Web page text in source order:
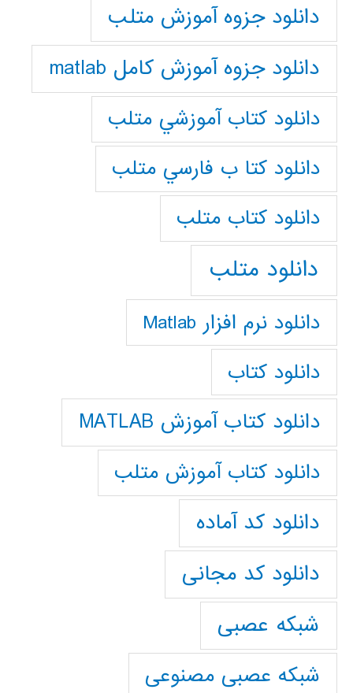
دانلود جزوه آموزش متلب
دانلود جزوه آموزش کامل matlab
دانلود كتاب آموزشي متلب
دانلود كتا ب فارسي متلب
دانلود كتاب متلب
دانلود متلب
دانلود نرم افزار Matlab
دانلود کتاب
دانلود کتاب آموزش MATLAB
دانلود کتاب آموزش متلب
دانلود کد آماده
دانلود کد مجانی
شبکه عصبی
شبکه عصبی مصنوعی